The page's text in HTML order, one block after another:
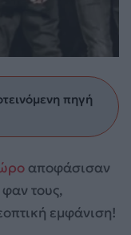
πηγή
αποφάσισαν
τους,
εμφάνιση!